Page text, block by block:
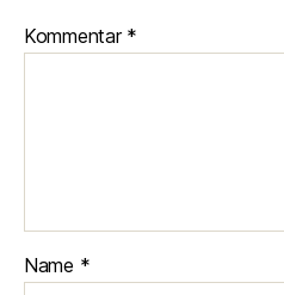
Kommentar *
Name *